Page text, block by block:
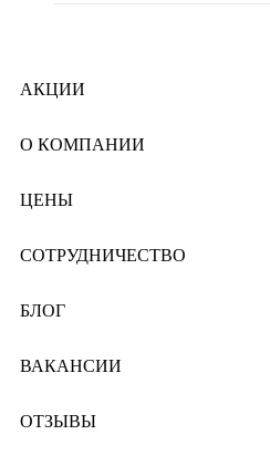
АКЦИИ
О КОМПАНИИ
ЦЕНЫ
СОТРУДНИЧЕСТВО
БЛОГ
ВАКАНСИИ
ОТЗЫВЫ